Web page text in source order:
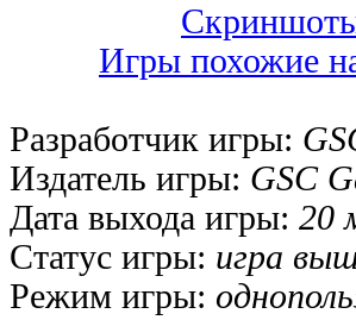
Игры похожие
Разработчик игры:
Издатель игры: GSC
Дата выхода игры: 20
Статус игры: игра
Режим игры: